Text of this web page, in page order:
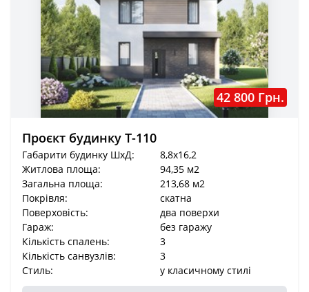
42 800 Грн.
Проєкт будинку Т-110
Габарити будинку ШхД:
8,8x16,2
Житлова площа:
94,35 м2
Загальна площа:
213,68 м2
Покрівля:
скатна
Поверховість:
два поверхи
Гараж:
без гаражу
Кількість спалень:
3
Кількість санвузлів:
3
Стиль:
у класичному стилі